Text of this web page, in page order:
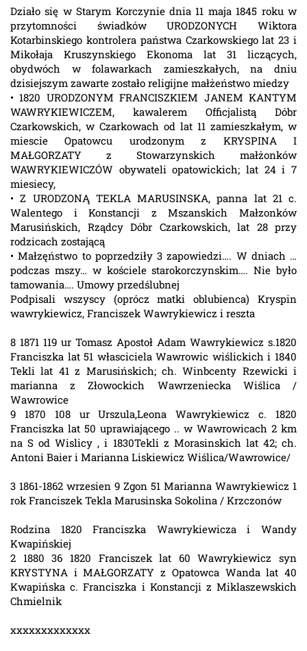
Działo się w Starym Korczynie dnia 11 maja 1845 roku w
przytomności świadków URODZONYCH Wiktora
Kotarbinskiego kontrolera państwa Czarkowskiego lat 23 i
Mikołaja Kruszynskiego Ekonoma lat 31 liczących,
obydwóch w folawarkach zamieszkałych, na dniu
dzisiejszym zawarte zostało religijne małżeństwo miedzy
• 1820 URODZONYM FRANCISZKIEM JANEM KANTYM
WAWRYKIEWICZEM, kawalerem Officjalistą Dóbr
Czarkowskich, w Czarkowach od lat 11 zamieszkałym, w
miescie Opatowcu urodzonym z KRYSPINA I
MAŁGORZATY z Stowarzynskich małżonków
WAWRYKIEWICZÓW obywateli opatowickich; lat 24 i 7
miesiecy,
• Z URODZONĄ TEKLA MARUSINSKA, panna lat 21 c.
Walentego i Konstancji z Mszanskich Małzonków
Marusińskich, Rządcy Dóbr Czarkowskich, lat 28 przy
rodzicach zostającą
• Małzęństwo to poprzedziły 3 zapowiedzi…. W dniach …
podczas mszy… w kościele starokorczynskim…. Nie było
tamowania…. Umowy przedślubnej
Podpisali wszyscy (oprócz matki oblubienca) Kryspin
wawrykiewicz, Franciszek Wawrykiewicz i reszta
8 1871 119 ur Tomasz Apostoł Adam Wawrykiewicz s.1820
Franciszka lat 51 własciciela Wawrowic wiślickich i 1840
Tekli lat 41 z Marusińskich; ch. Winbcenty Rzewicki i
marianna z Złowockich Wawrzeniecka Wiślica /
Wawrowice
9 1870 108 ur Urszula,Leona Wawrykiewicz c. 1820
Franciszka lat 50 uprawiającego .. w Wawrowicach 2 km
na S od Wislicy , i 1830Tekli z Morasinskich lat 42; ch.
Antoni Baier i Marianna Liskiewicz Wiślica/Wawrowice/
3 1861-1862 wrzesien 9 Zgon 51 Marianna Wawrykiewicz 1
rok Franciszek Tekla Marusinska Sokolina / Krzczonów
Rodzina 1820 Franciszka Wawrykiewicza i Wandy
Kwapińskiej
2 1880 36 1820 Franciszek lat 60 Wawrykiewicz syn
KRYSTYNA i MAŁGORZATY z Opatowca Wanda lat 40
Kwapińska c. Franciszka i Konstancji z Miklaszewskich
Chmielnik
xxxxxxxxxxxxx